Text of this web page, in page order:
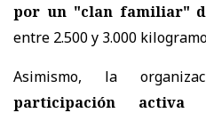
por un "clan familiar"
entre 2.500 y 3.000
Asimismo, la
participación